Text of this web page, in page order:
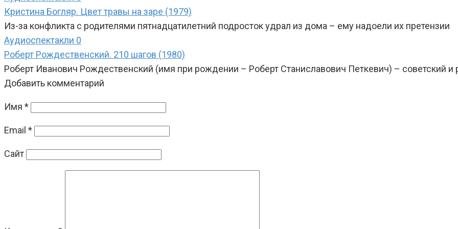
Кристина Богляр. Цвет травы на заре (1979)
Из-за конфликта с родителями пятнадцатилетний подросток удрал из дома – ему надоели их претензии
Аудиоспектакли 0
Роберт Рождественский. 210 шагов (1980)
Роберт Иванович Рождественский (имя при рождении – Роберт Станиславович Петкевич) – советский и
Добавить комментарий
Имя *
Email *
Сайт